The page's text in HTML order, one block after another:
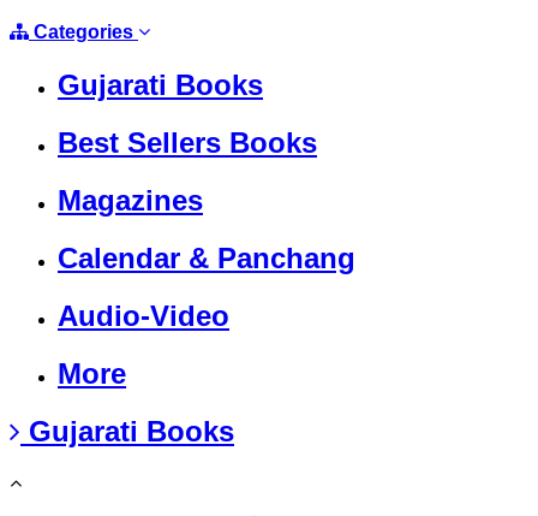
Categories
Gujarati Books
Best Sellers Books
Magazines
Calendar & Panchang
Audio-Video
More
Gujarati Books